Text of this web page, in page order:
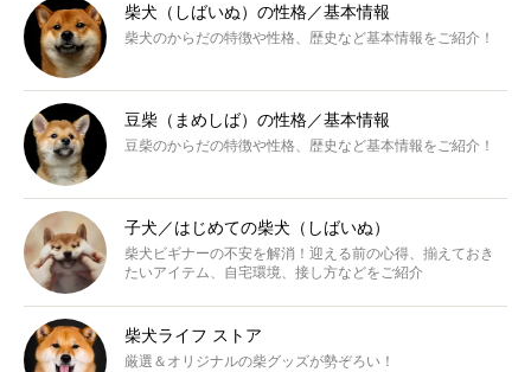
柴犬（しばいぬ）の性格／基本情報
柴犬のからだの特徴や性格、歴史など基本情報をご紹介！
豆柴（まめしば）の性格／基本情報
豆柴のからだの特徴や性格、歴史など基本情報をご紹介！
子犬／はじめての柴犬（しばいぬ）
柴犬ビギナーの不安を解消！迎える前の心得、揃えておき
たいアイテム、自宅環境、接し方などをご紹介
柴犬ライフ ストア
厳選＆オリジナルの柴グッズが勢ぞろい！